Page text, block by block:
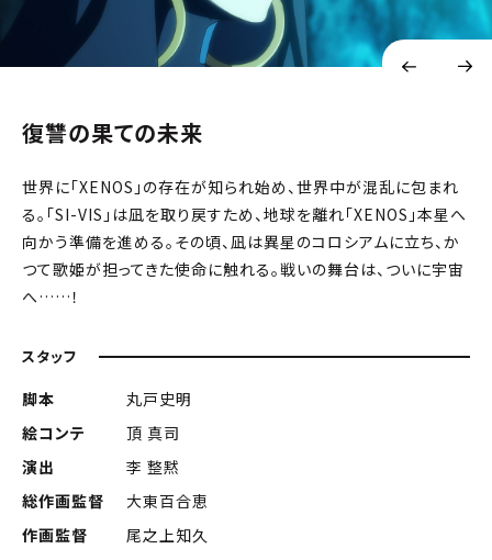
復讐の果ての未来
世界に「XENOS」の存在が知られ始め、世界中が混乱に包まれ
る。「SI-VIS」は凪を取り戻すため、地球を離れ「XENOS」本星へ
向かう準備を進める。その頃、凪は異星のコロシアムに立ち、か
つて歌姫が担ってきた使命に触れる。戦いの舞台は、ついに宇宙
へ……！
スタッフ
脚本
丸戸史明
絵コンテ
頂 真司
演出
李 整黙
総作画監督
大東百合恵
作画監督
尾之上知久